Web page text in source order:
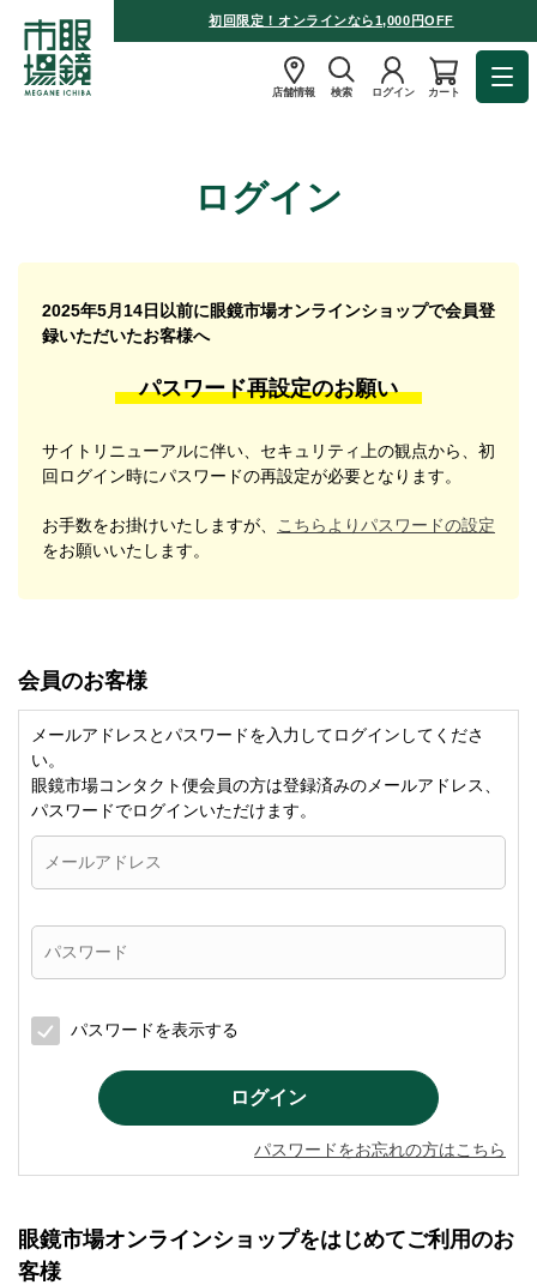
初回限定！オンラインなら1,000円OFF
店舗情報 検索 ログイン カート
ログイン
2025年5月14日以前に眼鏡市場オンラインショップで会員登
録いただいたお客様へ
パスワード再設定のお願い
サイトリニューアルに伴い、セキュリティ上の観点から、初
回ログイン時にパスワードの再設定が必要となります。
お手数をお掛けいたしますが、
こちらよりパスワードの設定
をお願いいたします。
会員のお客様
メールアドレスとパスワードを入力してログインしてくださ
い。
眼鏡市場コンタクト便会員の方は登録済みのメールアドレス、
パスワードでログインいただけます。
パスワードを表示する
パスワードをお忘れの方はこちら
眼鏡市場オンラインショップをはじめてご利用のお
客様